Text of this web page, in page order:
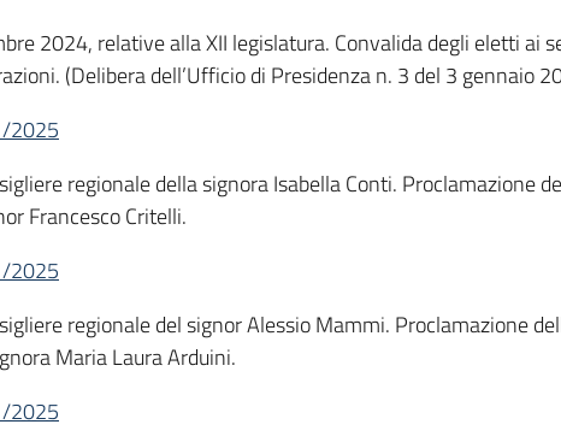
2024, relative alla XII legislatura. Convalida degli eletti ai
(Delibera dell’Ufficio di Presidenza n. 3 del 3 gennaio
2025
regionale della signora Isabella Conti. Proclamazione
Francesco Critelli.
2025
regionale del signor Alessio Mammi. Proclamazione
Maria Laura Arduini.
2025